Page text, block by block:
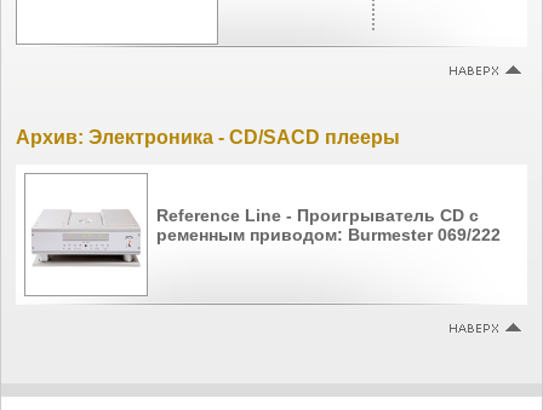
Архив: Электроника - CD/SACD плееры
Reference Line - Проигрыватель CD с
ременным приводом: Burmester 069/222